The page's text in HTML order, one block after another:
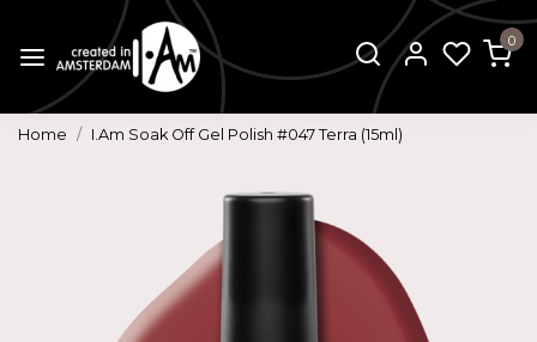
0
Home I.Am Soak Off Gel Polish #047 Terra (15ml)